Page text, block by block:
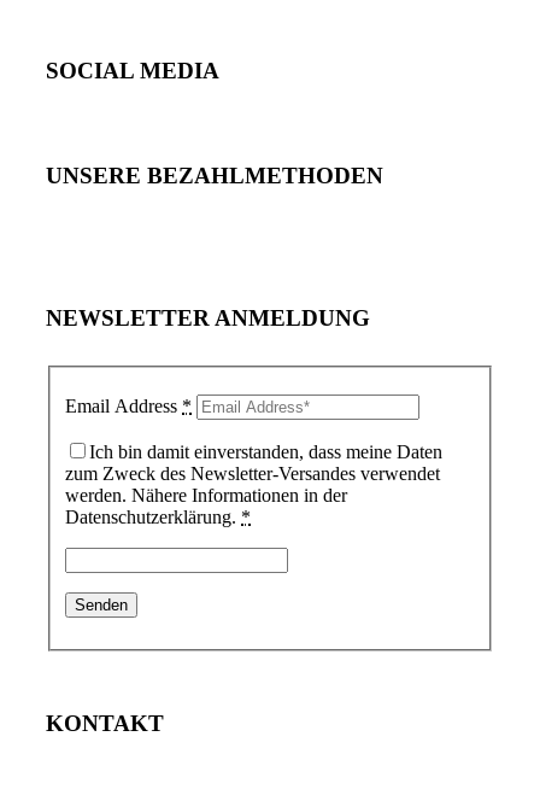
SOCIAL MEDIA
UNSERE BEZAHLMETHODEN
NEWSLETTER ANMELDUNG
Email Address *
Ich bin damit einverstanden, dass meine Daten
zum Zweck des Newsletter-Versandes verwendet
werden. Nähere Informationen in der
Datenschutzerklärung. *
KONTAKT